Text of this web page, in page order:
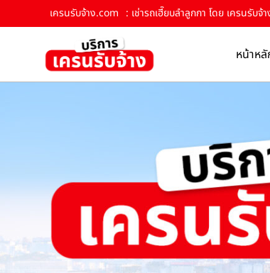
เครนรับจ้าง.com : เช่ารถเฮี๊ยบลำลูกกา โดย เครนรับ
หน้าห